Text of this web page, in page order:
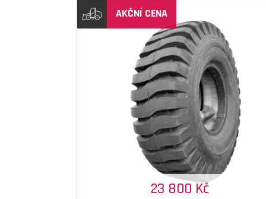
AKČNÍ CENA
23 800 Kč
DETAIL